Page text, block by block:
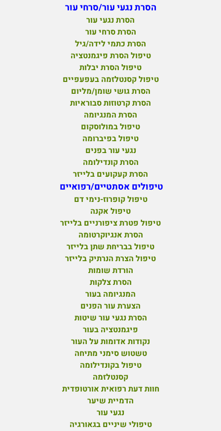
הסרת נגעי עור/סרחי עור
הסרת נגעי עור
הסרת סרחי עור
הסרת כתמי לידה/גיל
טיפול הסרת פיגמנטציה
טיפול הסרת יבלות
טיפול קסנטלזמה בעפעפיים
הסרת גושי שומן/מליום
הסרת קרטוזות סבוראיות
הסרת המנגיומה
טיפול במולוסקום
טיפול בפיברומה
נגעי עור בפנים
הסרת קונדילומה
הסרת קעקועים בלייזר
טיפולים אסתטיים/רפואיים
טיפול קופרוז-נימי דם
טיפול אקנה
טיפול פטרת ציפורניים בלייזר
הסרת אנגיוקרטומה
טיפול בבריחת שתן בלייזר
טיפול הצרת הנרתיק בלייזר
הורדת שומות
הסרת צלקות
המנגיומה בעור
הצערת עור הפנים
הסרת נגעי עור שיטות
פיגמנטציה בעור
נקודות אדומות על העור
טשטוש סימני מתיחה
טיפול בקונדילומה
קסנטלזמה
חוות דעת רפואית אורטופדית
הדמיית שיער
נגעי עור
טיפולי שיניים בגאורגיה